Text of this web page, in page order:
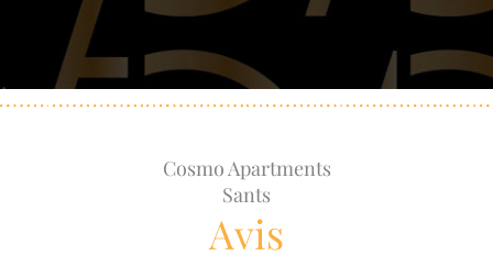
Cosmo Apartments
Sants
Avis